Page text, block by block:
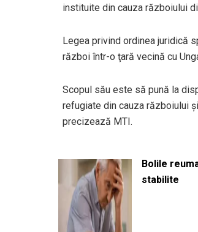
instituite din cauza războiului
Legea privind ordinea juridică
război într-o ţară vecină cu
Scopul său este să pună la
refugiate din cauza războiului
precizează MTI.
Bolile
stabilite